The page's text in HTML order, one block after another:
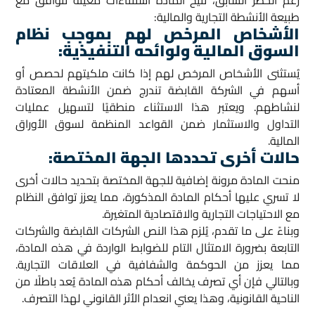
طبيعة الأنشطة التجارية والمالية:
الأشخاص المرخص لهم بموجب نظام
السوق المالية ولوائحه التنفيذية:
يُستثنى الأشخاص المرخص لهم إذا كانت ملكيتهم لحصص أو
أسهم في الشركة القابضة تندرج ضمن الأنشطة المعتادة
لنشاطهم. ويعتبر هذا الاستثناء منطقيًا لتسهيل عمليات
التداول والاستثمار ضمن القواعد المنظمة لسوق الأوراق
المالية.
حالات أخرى تحددها الجهة المختصة:
منحت المادة مرونة إضافية للجهة المختصة بتحديد حالات أخرى
لا تسري عليها أحكام المادة المذكورة، مما يعزز توافق النظام
مع الاحتياجات التجارية والاقتصادية المتغيرة.
وبناءً على ما تقدم، يُلزم هذا النص الشركات القابضة والشركات
التابعة بضرورة الامتثال التام للضوابط الواردة في هذه المادة،
مما يعزز من الحوكمة والشفافية في العلاقات التجارية.
وبالتالي فإن أي تصرف يخالف أحكام هذه المادة يُعد باطلًا من
الناحية القانونية، وهذا يعني انعدام الأثر القانوني لهذا التصرف.